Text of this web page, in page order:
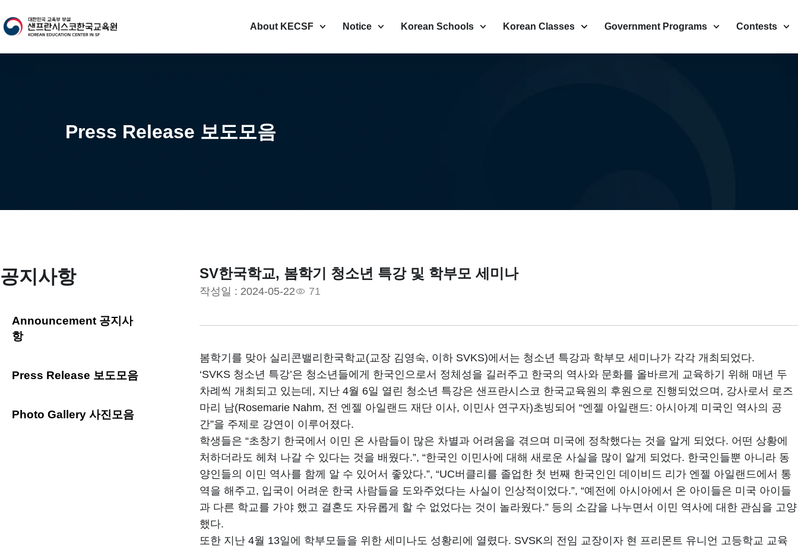
About KECSF Notice Korean Schools Korean Classes Government Programs Contests
Press Release 보도모음
공지사항
Announcement 공지사
항
Press Release 보도모음
Photo Gallery 사진모음
SV한국학교, 봄학기 청소년 특강 및 학부모 세미나
작성일 : 2024-05-22 71
봄학기를 맞아 실리콘밸리한국학교(교장 김영숙, 이하 SVKS)에서는 청소년 특강과 학부모 세미나가 각각 개최되었다.
‘SVKS 청소년 특강’은 청소년들에게 한국인으로서 정체성을 길러주고 한국의 역사와 문화를 올바르게 교육하기 위해 매년 두
차례씩 개최되고 있는데, 지난 4월 6일 열린 청소년 특강은 샌프란시스코 한국교육원의 후원으로 진행되었으며, 강사로서 로즈
마리 남(Rosemarie Nahm, 전 엔젤 아일랜드 재단 이사, 이민사 연구자)초빙되어 “엔젤 아일랜드: 아시아계 미국인 역사의 공
간”을 주제로 강연이 이루어졌다.
학생들은 “초창기 한국에서 이민 온 사람들이 많은 차별과 어려움을 겪으며 미국에 정착했다는 것을 알게 되었다. 어떤 상황에
처하더라도 헤쳐 나갈 수 있다는 것을 배웠다.”, “한국인 이민사에 대해 새로운 사실을 많이 알게 되었다. 한국인들뿐 아니라 동
양인들의 이민 역사를 함께 알 수 있어서 좋았다.”, “UC버클리를 졸업한 첫 번째 한국인인 데이비드 리가 엔젤 아일랜드에서 통
역을 해주고, 입국이 어려운 한국 사람들을 도와주었다는 사실이 인상적이었다.”, “예전에 아시아에서 온 아이들은 미국 아이들
과 다른 학교를 가야 했고 결혼도 자유롭게 할 수 없었다는 것이 놀라웠다.” 등의 소감을 나누면서 이민 역사에 대한 관심을 고양
했다.
또한 지난 4월 13일에 학부모들을 위한 세미나도 성황리에 열렸다. SVSK의 전임 교장이자 현 프리몬트 유니언 고등학교 교육